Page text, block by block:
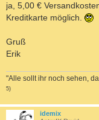
ja, 5,00 €
Kreditkarte möglich.
Gruß
Erik
"Alle sollt ihr noch sehen,
5)
idemix